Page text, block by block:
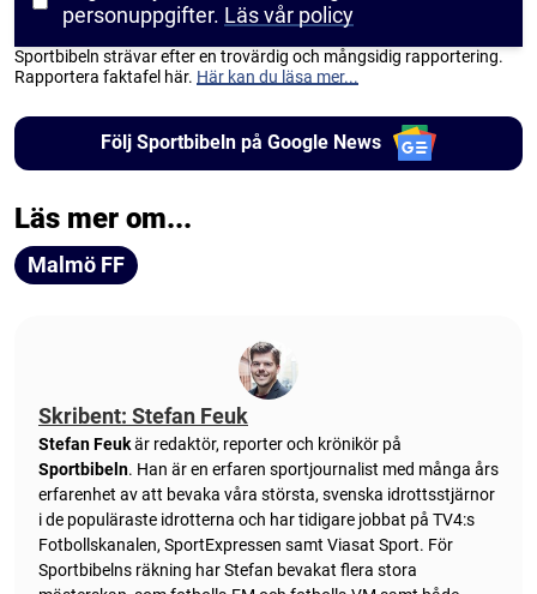
personuppgifter. Läs vår policy
Sportbibeln strävar efter en trovärdig och mångsidig rapportering.
Rapportera faktafel här. Här kan du läsa mer...
Följ Sportbibeln på Google News
Läs mer om...
Malmö FF
Skribent: Stefan Feuk
Stefan Feukär redaktör, reporter och krönikör på
Sportbibeln. Han är en erfaren sportjournalist med många års
erfarenhet av att bevaka våra största, svenska idrottsstjärnor
i de populäraste idrotterna och har tidigare jobbat på TV4:s
Fotbollskanalen, SportExpressen samt Viasat Sport. För
Sportbibelns räkning har Stefan bevakat flera stora